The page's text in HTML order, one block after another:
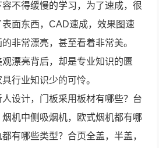
不得缓慢的学习，为了速成，很
面东西，CAD速成，效果图速
非常漂亮，甚至看着非常美。
漂亮背后，却是专业知识的匮
行业知识少的可怜。
设计，门板采用板材有哪些？台
机中侧吸烟机，欧式烟机都有哪
有哪些类型？合页全盖，半盖，